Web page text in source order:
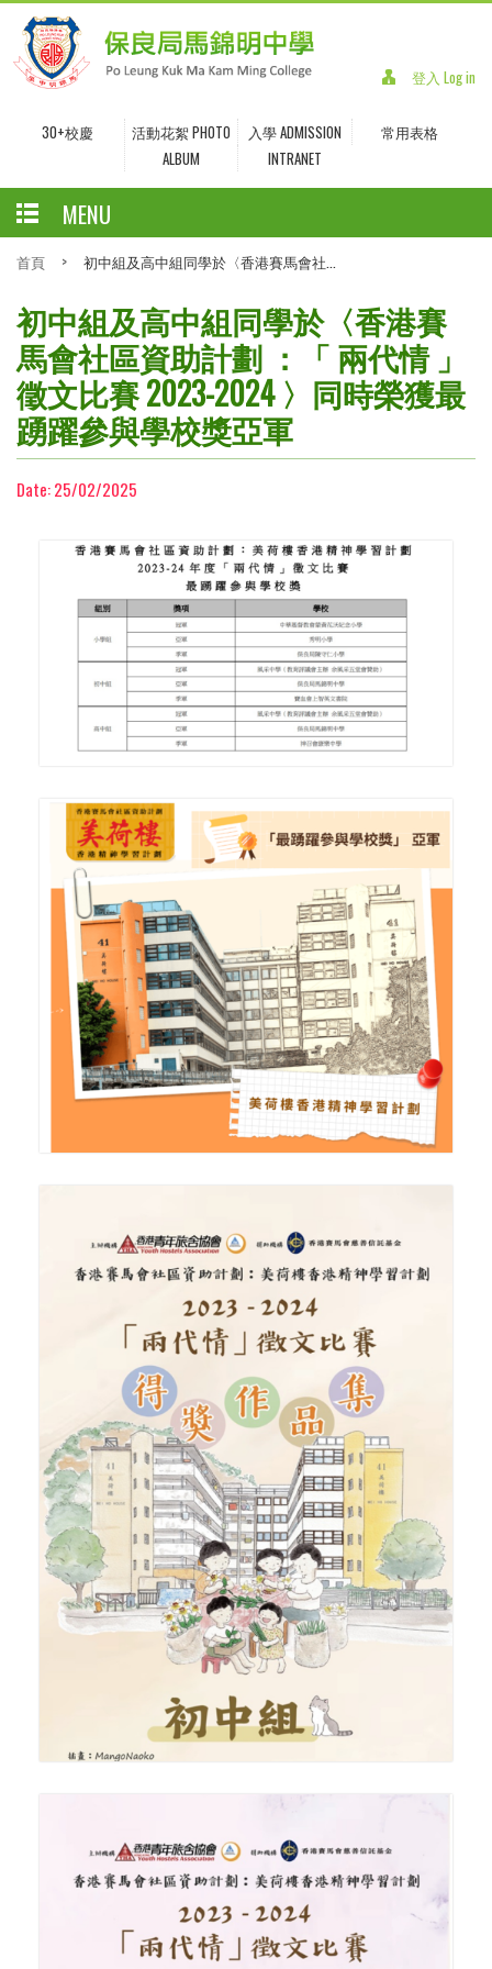
登入 Log in
30+校慶
活動花絮 PHOTO
ALBUM
入學 ADMISSION
常用表格
INTRANET
MENU
首頁 > 初中組及高中組同學於〈香港賽馬會社...
初中組及高中組同學於〈香港賽
馬會社區資助計劃 ：「 兩代情 」
徵文比賽 2023-2024 〉同時榮獲最
踴躍參與學校獎亞軍
Date:25/02/2025